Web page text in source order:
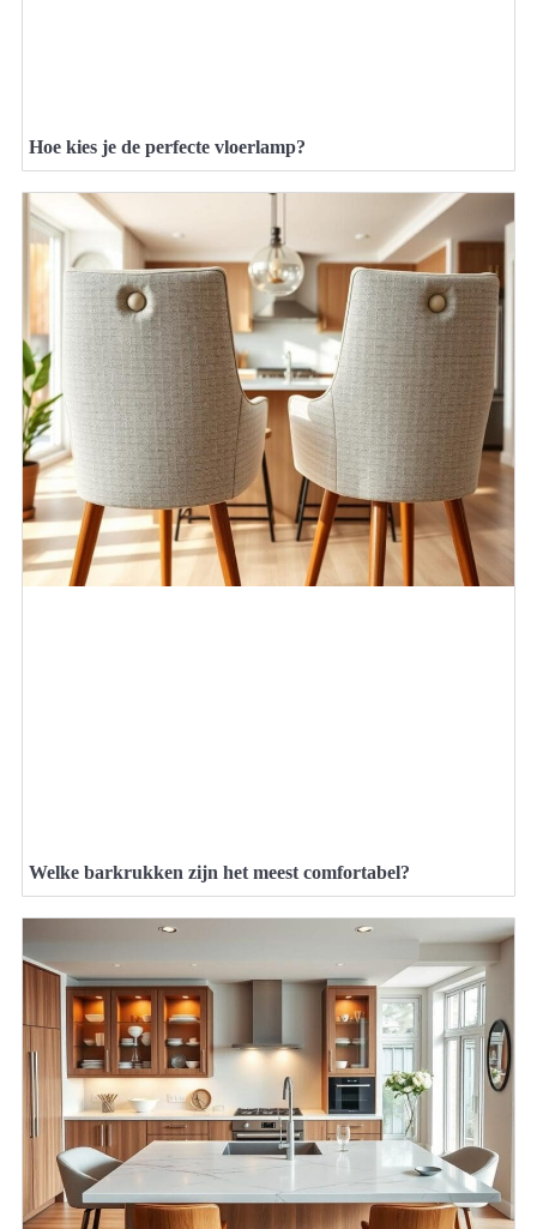
Hoe kies je de perfecte vloerlamp?
Welke barkrukken zijn het meest comfortabel?